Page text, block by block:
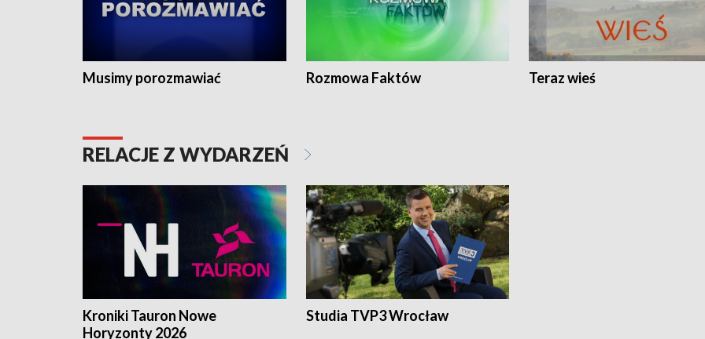
Musimy porozmawiać Rozmowa Faktów Teraz wieś
RELACJE Z WYDARZEŃ
Kroniki Tauron Nowe
Horyzonty 2026
Studia TVP3 Wrocław